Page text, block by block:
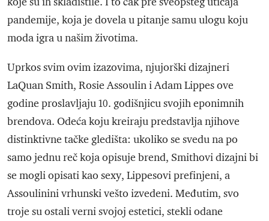
pandemije, koja je dovela u pitanje samu ulogu koju
moda igra u našim životima.
Uprkos svim ovim izazovima, njujorški dizajneri
LaQuan Smith, Rosie Assoulin i Adam Lippes ove
godine proslavljaju 10. godišnjicu svojih eponimnih
brendova. Odeća koju kreiraju predstavlja njihove
distinktivne tačke gledišta: ukoliko se svedu na po
samo jednu reč koja opisuje brend, Smithovi dizajni bi
se mogli opisati kao sexy, Lippesovi prefinjeni, a
Assoulinini vrhunski vešto izvedeni. Međutim, svo
troje su ostali verni svojoj estetici, stekli odane